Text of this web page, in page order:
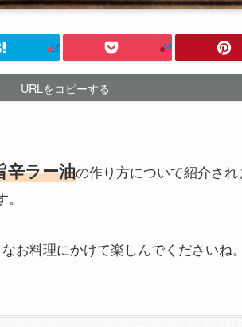
URLをコピーする
辛ラー油の作り方について紹介され
お料理にかけて楽しんでくださいね。